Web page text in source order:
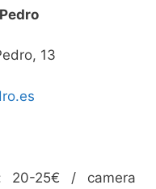
13
20-25€ / camera